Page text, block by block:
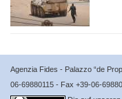
Agenzia Fides - Palazzo “de
06-69880115 - Fax +39-06-